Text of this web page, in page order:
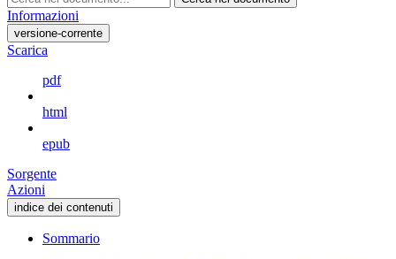
Informazioni
versione-corrente
Scarica
pdf
html
epub
Sorgente
Azioni
indice dei contenuti
Sommario